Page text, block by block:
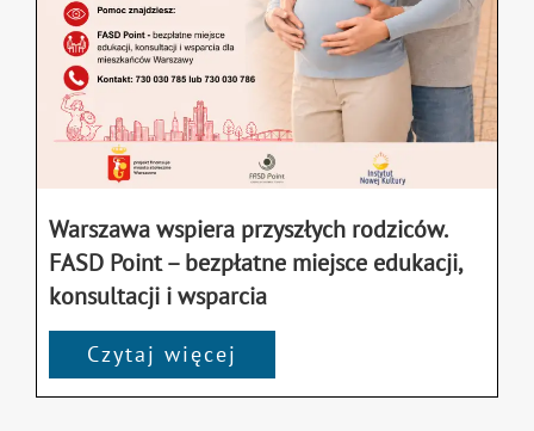
Warszawa wspiera przyszłych rodziców.
FASD Point – bezpłatne miejsce edukacji,
konsultacji i wsparcia
Czytaj więcej